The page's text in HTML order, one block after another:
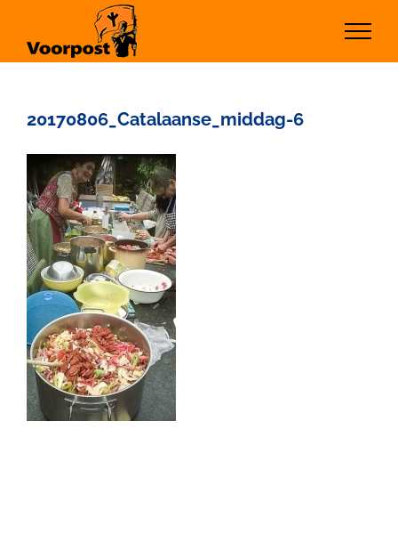
inhoud
20170806_Catalaanse_middag-6